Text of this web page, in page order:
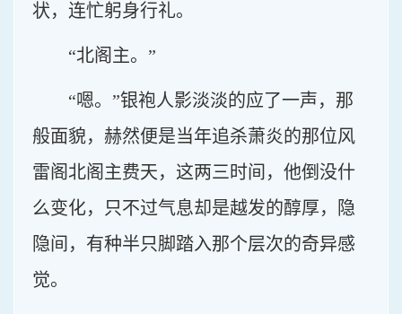
状，连忙躬身行礼。
“北阁主。”
“嗯。”银袍人影淡淡的应了一声，那
般面貌，赫然便是当年追杀萧炎的那位风
雷阁北阁主费天，这两三时间，他倒没什
么变化，只不过气息却是越发的醇厚，隐
隐间，有种半只脚踏入那个层次的奇异感
觉。